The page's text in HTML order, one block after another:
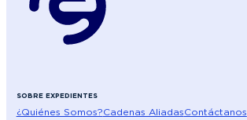
SOBRE EXPEDIENTES
¿Quiénes Somos?Cadenas AliadasContáctanos